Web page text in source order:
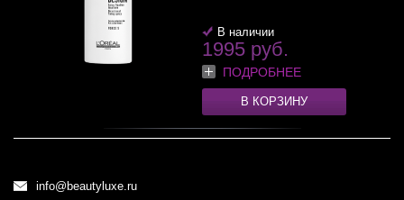
В наличии
1995 руб.
ПОДРОБНЕЕ
В КОРЗИНУ
info@beautyluxe.ru